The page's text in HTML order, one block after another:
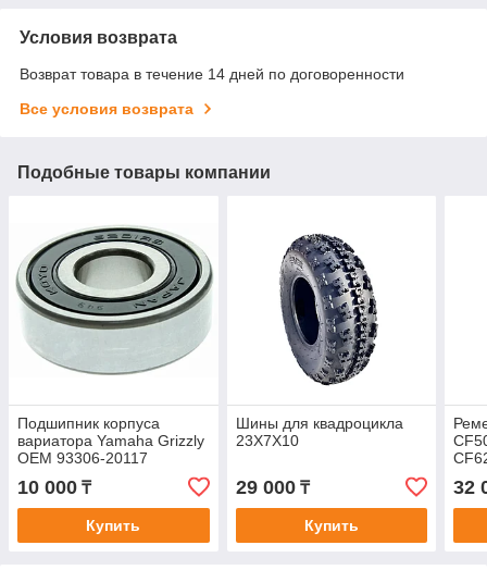
Условия возврата
Возврат товара в течение 14 дней по договоренности
Все условия возврата
Подобные товары компании
Подшипник корпуса
вариатора Yamaha Grizzly
OEM 93306-20117
32x12x10
10 000 ₸
Купить
Шины для квадроцикла
23X7X10
29 000₸
Купить
32